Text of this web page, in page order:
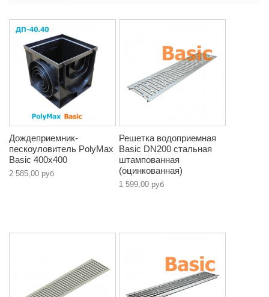
Дождеприемник-
пескоуловитель PolyMax
Basic 400х400
2 585,00 руб
Решетка водоприемная
Basic DN200 стальная
штампованная
(оцинкованная)
1 599,00 руб